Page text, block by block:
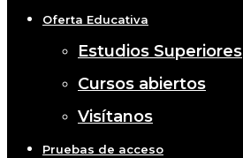
Oferta Educativa
Estudios Superiores
Cursos abiertos
Visítanos
Pruebas de acceso